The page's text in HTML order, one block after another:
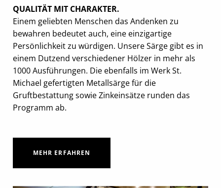
QUALITÄT MIT CHARAKTER.
Einem geliebten Menschen das Andenken zu
bewahren bedeutet auch, eine einzigartige
Persönlichkeit zu würdigen. Unsere Särge gibt es in
einem Dutzend verschiedener Hölzer in mehr als
1000 Ausführungen. Die ebenfalls im Werk St.
Michael gefertigten Metallsärge für die
Gruftbestattung sowie Zinkeinsätze runden das
Programm ab.
MEHR ERFAHREN